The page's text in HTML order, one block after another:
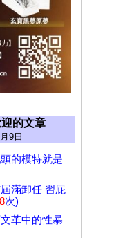
的文章
9日
的模特就是
滿卸任 習屁
次)
革中的性暴